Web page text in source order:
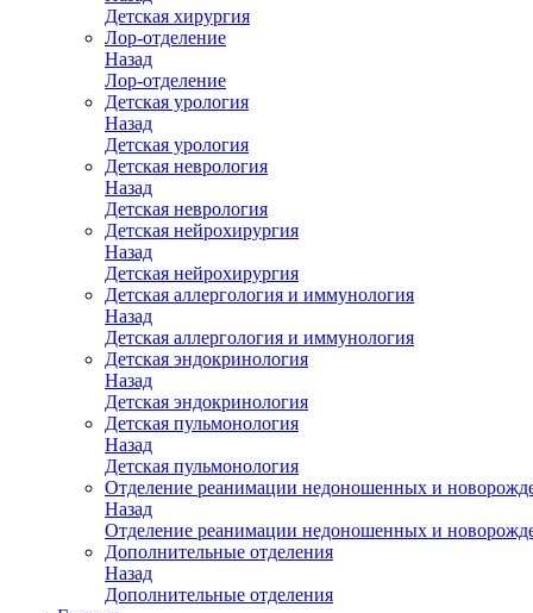
Детская хирургия
Лор-отделение
Назад
Лор-отделение
Детская урология
Назад
Детская урология
Детская неврология
Назад
Детская неврология
Детская нейрохирургия
Назад
Детская нейрохирургия
Детская аллергология и иммунология
Назад
Детская аллергология и иммунология
Детская эндокринология
Назад
Детская эндокринология
Детская пульмонология
Назад
Детская пульмонология
Отделение реанимации недоношенных и
Назад
Отделение реанимации недоношенных и
Дополнительные отделения
Назад
Дополнительные отделения